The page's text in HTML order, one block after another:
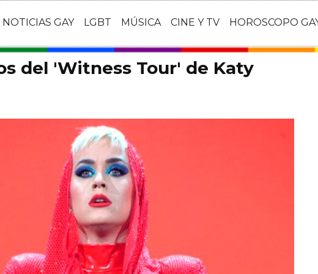
NOTICIAS GAY LGBT MÚSICA CINE Y TV HOROSCOPO
del 'Witness Tour' de Katy